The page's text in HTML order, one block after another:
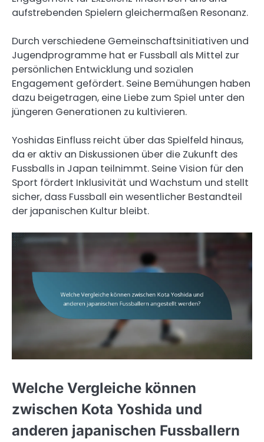
aufstrebenden Spielern gleichermaßen Resonanz.
Durch verschiedene Gemeinschaftsinitiativen und
Jugendprogramme hat er Fussball als Mittel zur
persönlichen Entwicklung und sozialen
Engagement gefördert. Seine Bemühungen haben
dazu beigetragen, eine Liebe zum Spiel unter den
jüngeren Generationen zu kultivieren.
Yoshidas Einfluss reicht über das Spielfeld hinaus,
da er aktiv an Diskussionen über die Zukunft des
Fussballs in Japan teilnimmt. Seine Vision für den
Sport fördert Inklusivität und Wachstum und stellt
sicher, dass Fussball ein wesentlicher Bestandteil
der japanischen Kultur bleibt.
Welche Vergleiche können
zwischen Kota Yoshida und
anderen japanischen Fussballern